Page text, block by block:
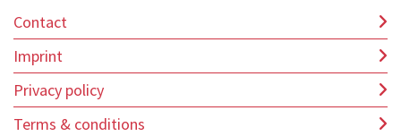
Contact
Imprint
Privacy policy
Terms & conditions